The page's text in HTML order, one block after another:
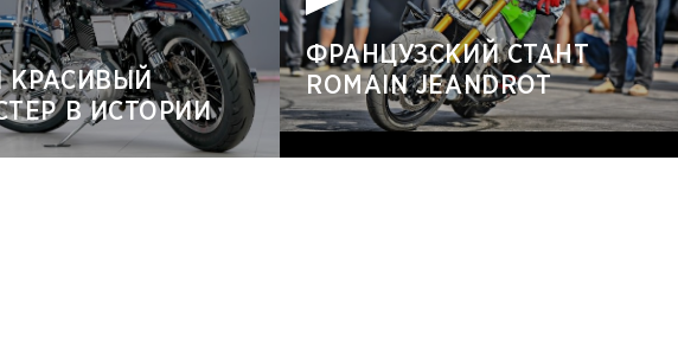
КРАСИВЫЙ
В ИСТОРИИ
ФРАНЦУЗСКИЙ СТАНТ
ROMAIN JEANDROT